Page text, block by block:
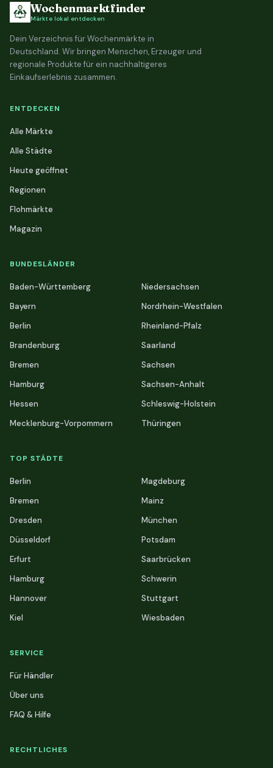
Wochenmarktfinder
Märkte lokal entdecken
Dein Verzeichnis für Wochenmärkte in
Deutschland. Wir bringen Menschen, Erzeuger und
regionale Produkte für ein nachhaltigeres
Einkaufserlebnis zusammen.
ENTDECKEN
Alle Märkte
Alle Städte
Heute geöffnet
Regionen
Flohmärkte
Magazin
BUNDESLÄNDER
Baden-Württemberg
Bayern
Berlin
Brandenburg
Bremen
Hamburg
Hessen
Mecklenburg-Vorpommern
Niedersachsen
Nordrhein-Westfalen
Rheinland-Pfalz
Saarland
Sachsen
Sachsen-Anhalt
Schleswig-Holstein
Thüringen
TOP STÄDTE
Berlin
Bremen
Dresden
Düsseldorf
Erfurt
Hamburg
Hannover
Kiel
Magdeburg
Mainz
München
Potsdam
Saarbrücken
Schwerin
Stuttgart
Wiesbaden
SERVICE
Für Händler
Über uns
FAQ & Hilfe
RECHTLICHES